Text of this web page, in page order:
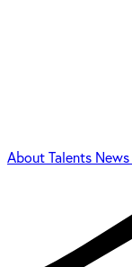
AboutTalents News